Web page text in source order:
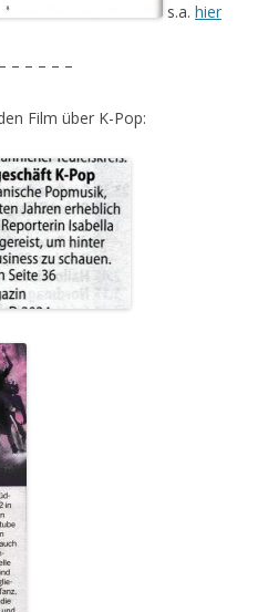
s.a. hier
– – – – –
Film über K-Pop: